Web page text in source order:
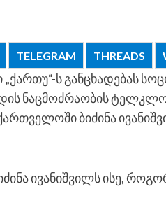
TELEGRAM THREADS
ს განცხადებას
ნაცმოძრაობის
ბიძინა
ივანიშვილს ისე,